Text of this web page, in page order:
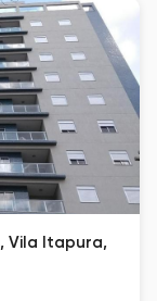
Vila Itapura,